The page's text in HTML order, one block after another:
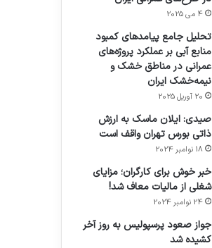
4 می 2025
تحلیل جامع پیامدهای کمبود
منابع آبی بر عملکرد پروژه‌های
عمرانی در مناطق خشک و
نیمه‌خشک ایران
20 آوریل 2025
صیدی: ایلان ماسک به ارزش
ذاتی بورس تهران واقف است
18 نوامبر 2024
خبر خوش برای کارگران؛ مزایای
شغلی از مالیات معاف شد!
24 نوامبر 2024
جواز صعود پرسپولیس به روز آخر
کشیده شد